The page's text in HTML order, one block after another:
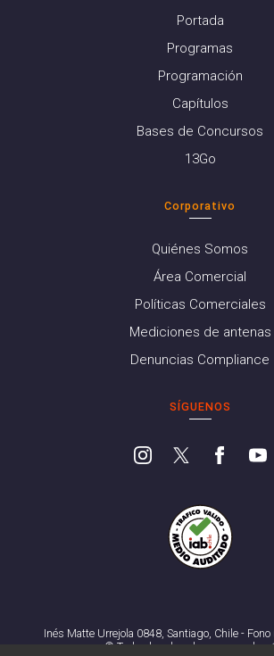
Portada
Programas
Programación
Capítulos
Bases de Concursos
13Go
Corporativo
Quiénes Somos
Área Comercial
Políticas Comerciales
Mediciones de antenas
Denuncias Compliance
SÍGUENOS
Inés Matte Urrejola 0848, Santiago, Chile -
© Todos los derechos reservados.